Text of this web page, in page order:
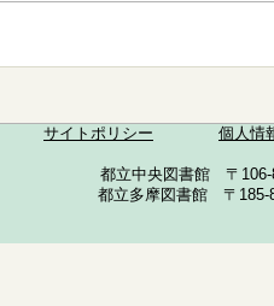
サイトポリシー 個人情
都立中央図書館 〒
都立多摩図書館 〒185-